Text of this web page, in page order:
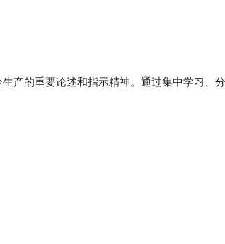
产的重要论述和指示精神。通过集中学习、